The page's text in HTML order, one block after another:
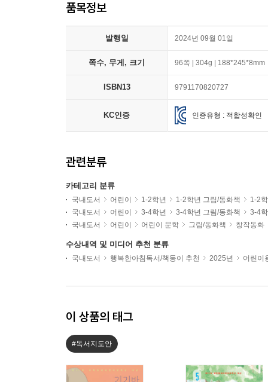
품목정보
발행일 2024년 09월 01일
쪽수, 무게, 크기 96쪽 | 304g | 188*245*8mm
ISBN13 9791170820727
KC인증 인증유형 : 적합성확인
관련분류
카테고리 분류
국내도서 어린이 1-2학년 1-2학년 그림/동화책
1-2
국내도서
어린이 3-4학년 3-4학년 그림/동화책
3-4
국내도서
어린이 어린이 문학 그림/동화책 창작동화
수상내역 및 미디어 추천 분류
국내도서 행복한아침독서/책둥이 추천 2025년 어린이
이 상품의 태그
#독서지도안